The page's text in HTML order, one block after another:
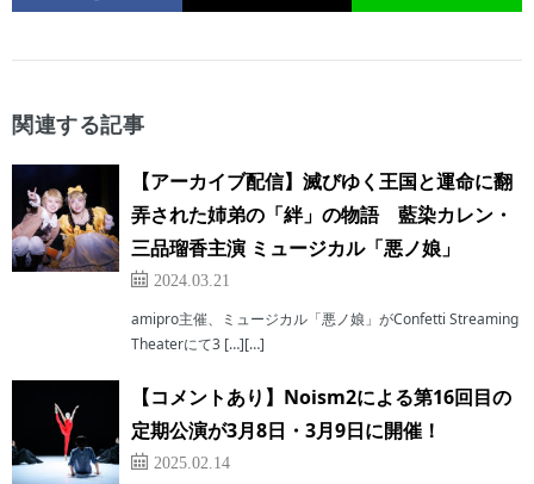
関連する記事
【アーカイブ配信】滅びゆく王国と運命に翻
弄された姉弟の「絆」の物語 藍染カレン・
三品瑠香主演 ミュージカル「悪ノ娘」
2024.03.21
amipro主催、ミュージカル「悪ノ娘」がConfetti Streaming
Theaterにて3 […][…]
【コメントあり】Noism2による第16回目の
定期公演が3月8日・3月9日に開催！
2025.02.14